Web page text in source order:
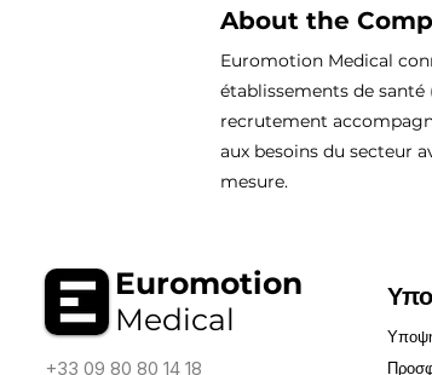
About the
Euromotion Medical
établissements de
recrutement
aux besoins du secteur
mesure.
Euromotion
Medical
+33 09 80 80 14 18